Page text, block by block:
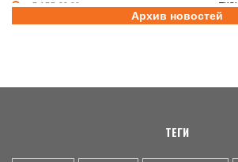
7 АВГ. 09:00
Никита Дёмин - победитель и
6 АВГ. 20:34
Архив новостей
ТЕГИ